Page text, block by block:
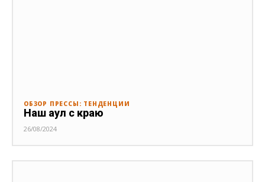
ОБЗОР ПРЕССЫ: ТЕНДЕНЦИИ
Наш аул с краю
26/08/2024